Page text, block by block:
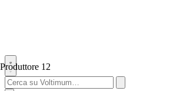
Produttore 12